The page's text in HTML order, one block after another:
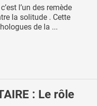
l’un des remède
la solitude . Cette
de la ...
: Le rôle